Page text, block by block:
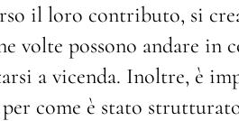
il loro contributo, si
volte possono andare in
a vicenda. Inoltre, è
come è stato